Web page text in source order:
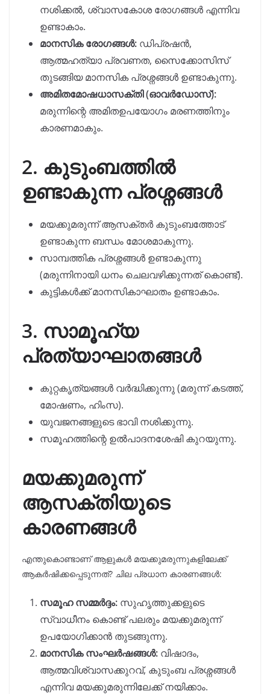
നശിക്കൽ, ശ്വാസകോശ രോഗങ്ങൾ എന്നിവ
ഉണ്ടാകാം.
മാനസിക രോഗങ്ങൾ: ഡിപ്രഷൻ,
ആത്മഹത്യാ പ്രവണത, സൈക്കോസിസ്
തുടങ്ങിയ മാനസിക പ്രശ്നങ്ങൾ ഉണ്ടാകുന്നു.
അമിതമോഷധാസക്തി (ഓവർഡോസ്):
മരുന്നിന്റെ അമിതഉപയോഗം മരണത്തിനും
കാരണമാകും.
2. കുടുംബത്തിൽ
ഉണ്ടാകുന്ന പ്രശ്നങ്ങൾ
മയക്കുമരുന്ന് ആസക്തർ കുടുംബത്തോട്
ഉണ്ടാകുന്ന ബന്ധം മോശമാകുന്നു.
സാമ്പത്തിക പ്രശ്നങ്ങൾ ഉണ്ടാകുന്നു
(മരുന്നിനായി ധനം ചെലവഴിക്കുന്നത് കൊണ്ട്).
കുട്ടികൾക്ക് മാനസികാഘാതം ഉണ്ടാകാം.
3. സാമൂഹ്യ
പ്രത്യാഘാതങ്ങൾ
കുറ്റകൃത്യങ്ങൾ വർദ്ധിക്കുന്നു (മരുന്ന് കടത്ത്,
മോഷണം, ഹിംസ).
യുവജനങ്ങളുടെ ഭാവി നശിക്കുന്നു.
സമൂഹത്തിന്റെ ഉൽപാദനശേഷി കുറയുന്നു.
മയക്കുമരുന്ന്
ആസക്തിയുടെ
കാരണങ്ങൾ
എന്തുകൊണ്ടാണ് ആളുകൾ മയക്കുമരുന്നുകളിലേക്ക്
ആകർഷിക്കപ്പെടുന്നത്? ചില പ്രധാന കാരണങ്ങൾ:
സമൂഹ സമ്മർദ്ദം: സുഹൃത്തുക്കളുടെ
സ്വാധീനം കൊണ്ട് പലരും മയക്കുമരുന്ന്
ഉപയോഗിക്കാൻ തുടങ്ങുന്നു.
മാനസിക സംഘർഷങ്ങൾ: വിഷാദം,
ആത്മവിശ്വാസക്കുറവ്, കുടുംബ പ്രശ്നങ്ങൾ
എന്നിവ മയക്കുമരുന്നിലേക്ക് നയിക്കാം.